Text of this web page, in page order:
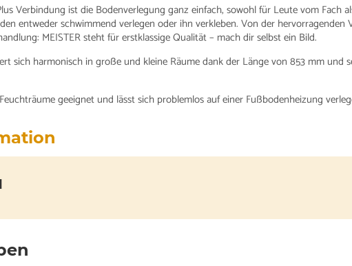
Verbindung ist die Bodenverlegung ganz einfach, sowohl für Leute vom Fach
entweder schwimmend verlegen oder ihn verkleben. Von der hervorragenden
MEISTER steht für erstklassige Qualität – mach dir selbst ein Bild.
sich harmonisch in große und kleine Räume dank der Länge von 853 mm und
geeignet und lässt sich problemlos auf einer Fußbodenheizung